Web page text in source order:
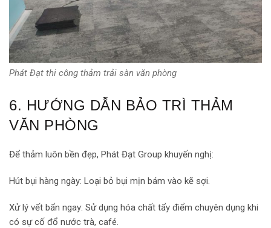
Phát Đạt thi công thảm trải sàn văn phòng
6. HƯỚNG DẪN BẢO TRÌ THẢM
VĂN PHÒNG
Để thảm luôn bền đẹp, Phát Đạt Group khuyến nghị:
Hút bụi hàng ngày: Loại bỏ bụi mịn bám vào kẽ sợi.
Xử lý vết bẩn ngay: Sử dụng hóa chất tẩy điểm chuyên dụng khi
có sự cố đổ nước trà, café.